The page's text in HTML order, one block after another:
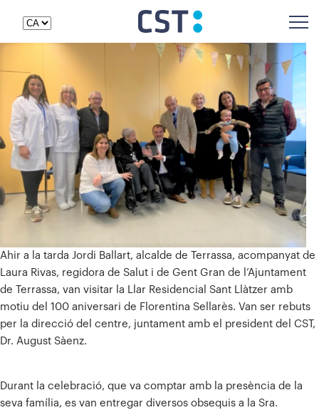
Ahir a la tarda Jordi Ballart, alcalde de Terrassa, acompanyat de
Laura Rivas, regidora de Salut i de Gent Gran de l’Ajuntament
de Terrassa, van visitar la Llar Residencial Sant Llàtzer amb
motiu del 100 aniversari de Florentina Sellarès. Van ser rebuts
per la direcció del centre, juntament amb el president del CST,
Dr. August Sàenz.
Durant la celebració, que va comptar amb la presència de la
seva família, es van entregar diversos obsequis a la Sra.